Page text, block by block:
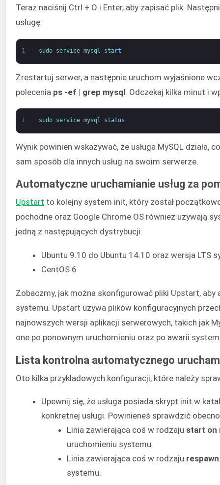
Teraz naciśnij Ctrl + O i Enter, aby zapisać plik.
usługę:
1 sudo service mysql start
Zrestartuj serwer, a następnie uruchom wyjaśnione
polecenia ps -ef | grep mysql . Odczekaj kilka minut i
1 sudo service mysql status
Wynik powinien wskazywać, że usługa MySQL
sam sposób dla innych usług na swoim serwerze.
Automatyczne uruchamianie usług za
Upstart to kolejny system init, który został
pochodne oraz Google Chrome OS również używają
jedną z następujących dystrybucji:
Ubuntu 9.10 do Ubuntu 14.10 oraz wersja LTS
CentOS 6
Zobaczmy, jak można skonfigurować pliki Upstart,
systemu. Upstart używa plików konfiguracyjnych
najnowszych wersji aplikacji serwerowych, takich jak
one po ponownym uruchomieniu oraz po awarii
Lista kontrolna automatycznego
Oto kilka przykładowych konfiguracji, które należy
Upewnij się, że usługa posiada skrypt init w
konkretnej usługi. Powinieneś sprawdzić
Linia zawierająca coś w rodzaju start on
uruchomieniu systemu.
Linia zawierająca coś w rodzaju respawn
systemu.